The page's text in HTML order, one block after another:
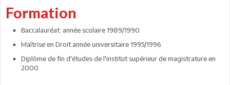
Formation
Baccalauréat: année scolaire 1989/1990.
Maîtrise en Droit année universitaire 1995/1996
Diplôme de fin d'études de l'institut supérieur de magistrature en
2000.